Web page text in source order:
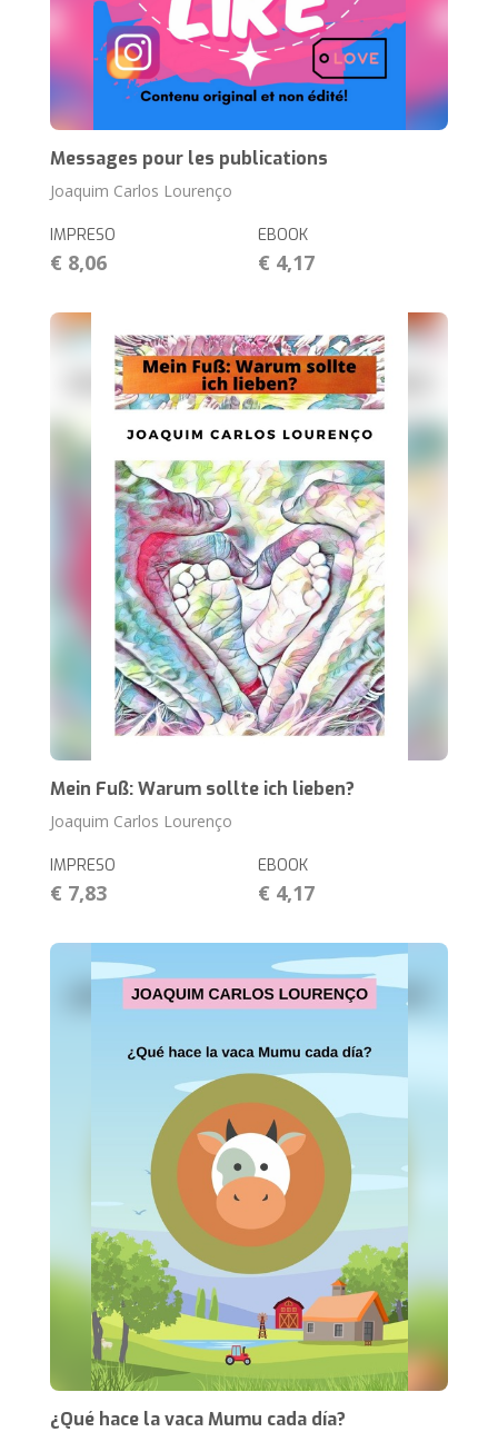
Messages pour les publications
Joaquim Carlos Lourenço
IMPRESO
€ 8,06
EBOOK
€ 4,17
Mein Fuß: Warum sollte ich lieben?
Joaquim Carlos Lourenço
IMPRESO
€ 7,83
EBOOK
€ 4,17
¿Qué hace la vaca Mumu cada día?